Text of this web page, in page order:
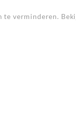
te verminderen.